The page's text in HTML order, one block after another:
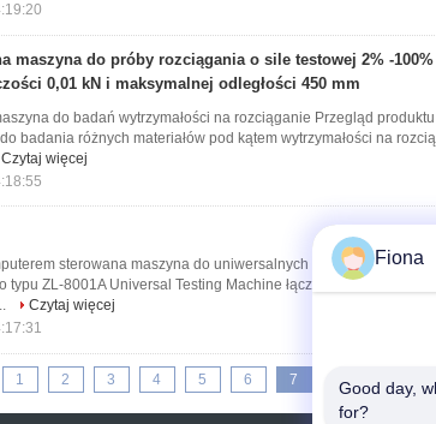
maszyna do próby rozciągania o sile testowej 2% -100%
0,01 kN i maksymalnej odległości 450 mm
do badań wytrzymałości na rozciąganie Przegląd
badania różnych materiałów pod kątem wytrzymałości na
Czytaj więcej
sterowana maszyna do uniwersalnych badań
typu ZL-8001A Universal Testing Machine łączy technologię
Czytaj więcej
1 2 3 4 5 6 7 8 >>
Fiona
Good day,
for?